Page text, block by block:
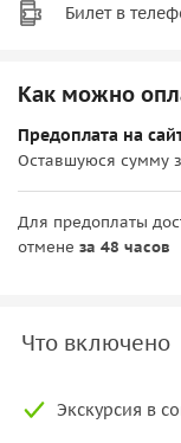
Билет в
Как можно
Предоплата на
Оставшуюся сумму
Для предоплаты
отмене за 48 часов
Что включено
Экскурсия в